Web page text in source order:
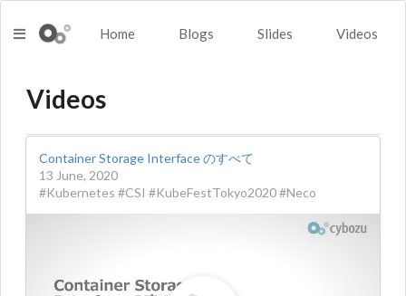
Home Blogs Slides Videos
Videos
Container Storage Interface のすべて
13 June, 2020
#Kubernetes #CSI #KubeFestTokyo2020 #Neco